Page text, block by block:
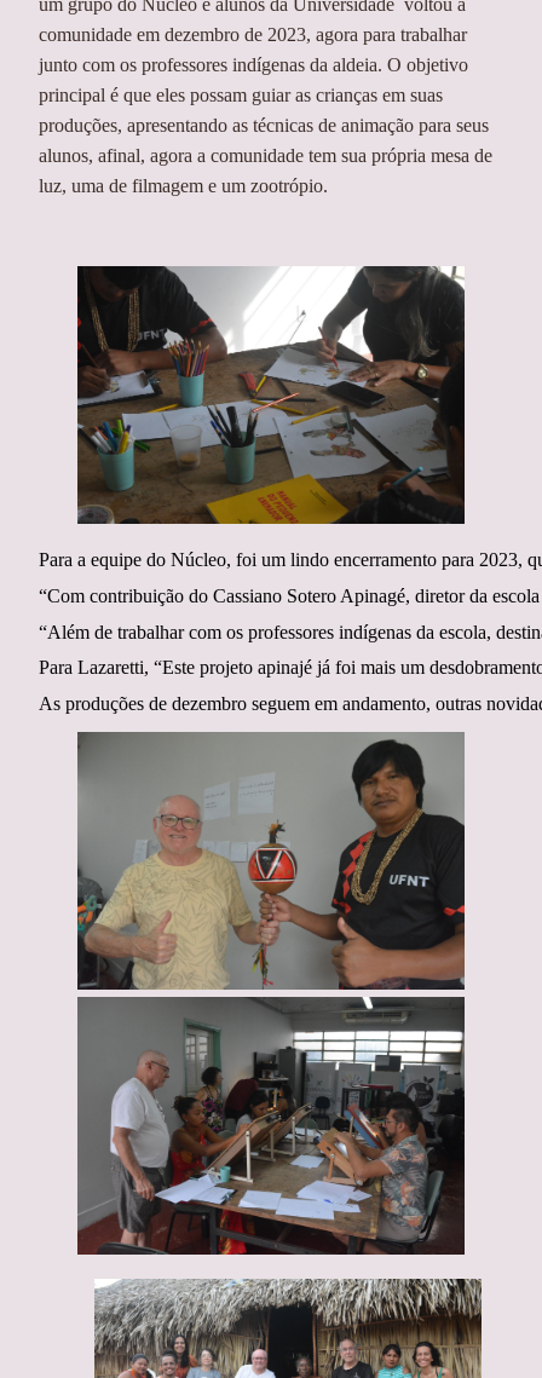
um grupo do Núcleo e alunos da Universidade voltou à
comunidade em dezembro de 2023, agora para trabalhar
junto com os professores indígenas da aldeia. O objetivo
principal é que eles possam guiar as crianças em suas
produções, apresentando as técnicas de animação para seus
alunos, afinal, agora a comunidade tem sua própria mesa de
luz, uma de filmagem e um zootrópio.
Para a equipe do Núcleo, foi um lindo encerramento para 2023,
“Com contribuição do Cassiano Sotero Apinagé, diretor da
“Além de trabalhar com os professores indígenas da escola,
Para Lazaretti, “Este projeto apinajé já foi mais um
As produções de dezembro seguem em andamento, outras